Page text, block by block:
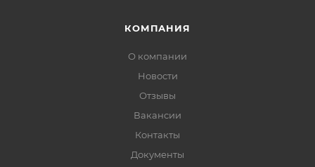
КОМПАНИЯ
О компании
Новости
Отзывы
Вакансии
Контакты
Документы